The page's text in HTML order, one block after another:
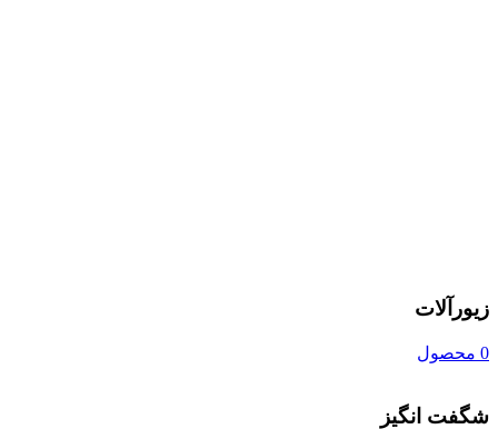
زیورآلات
0 محصول
شگفت انگیز